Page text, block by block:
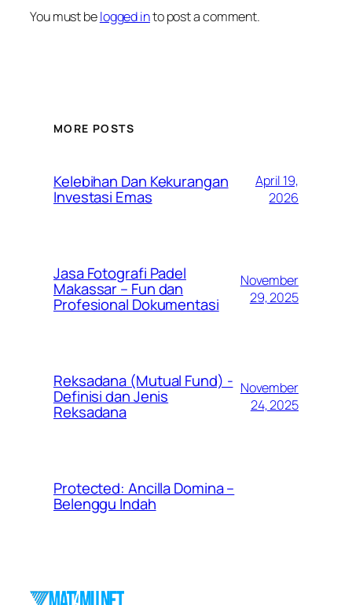
You must belogged into post a comment.
MORE POSTS
Kelebihan Dan Kekurangan
Investasi Emas
April 19,
2026
Jasa Fotografi Padel
Makassar – Fun dan
Profesional Dokumentasi
November
29, 2025
Reksadana (Mutual Fund) -
Definisi dan Jenis
Reksadana
November
24, 2025
Protected: Ancilla Domina –
Belenggu Indah